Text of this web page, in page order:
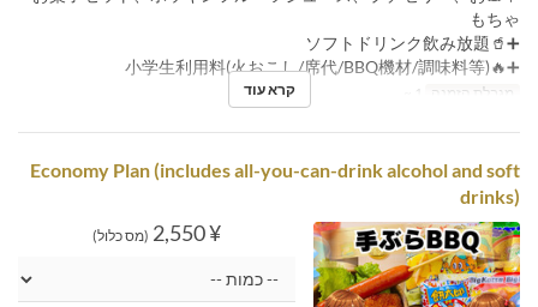
もちゃ
➕🥤ソフトドリンク飲み放題
➕🔥小学生利用料(火おこし/席代/BBQ機材/調味料等)
מגבלת הזמנה קרא עוד
Economy Plan (includes all-you-can-drink alcohol and soft
drinks)
¥ 2,550 (מס כלול)